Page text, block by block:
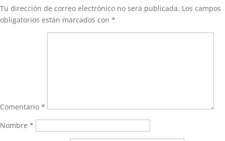
Tu dirección de correo electrónico no será publicada. Los campos
obligatorios están marcados con *
Comentario *
Nombre *